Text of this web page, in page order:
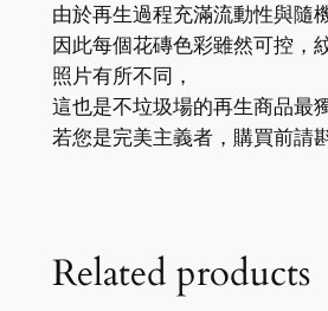
由於再生過程充滿流動性與隨
因此每個花磚色彩雖然可控，
照片有所不同，
這也是不垃圾場的再生商品最
若您是完美主義者，購買前請
Related products